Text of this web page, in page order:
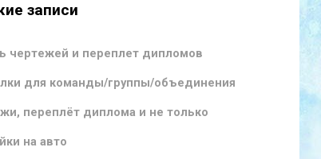
записи
чертежей и переплет дипломов
для команды/группы/объединения
переплёт диплома и не только
на авто